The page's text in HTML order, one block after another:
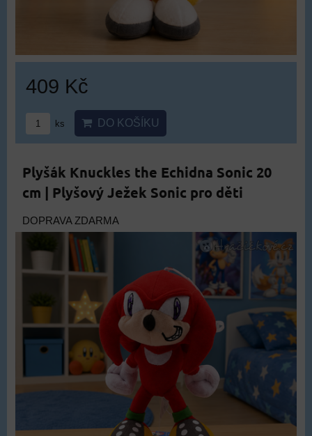
409 Kč
ks DO KOŠÍKU
Plyšák Knuckles the Echidna Sonic 20
cm | Plyšový Ježek Sonic pro děti
DOPRAVA ZDARMA